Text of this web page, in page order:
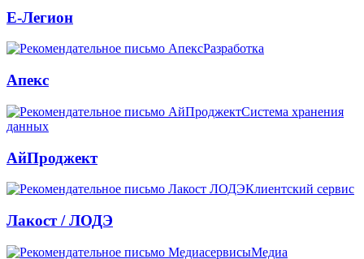
Е-Легион
Разработка
Апекс
Система хранения
данных
АйПроджект
Клиентский сервис
Лакост / ЛОДЭ
Медиа